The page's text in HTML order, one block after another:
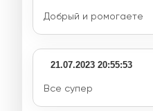
Добрый и ромогаете
21.07.2023 20:55:53
Все супер